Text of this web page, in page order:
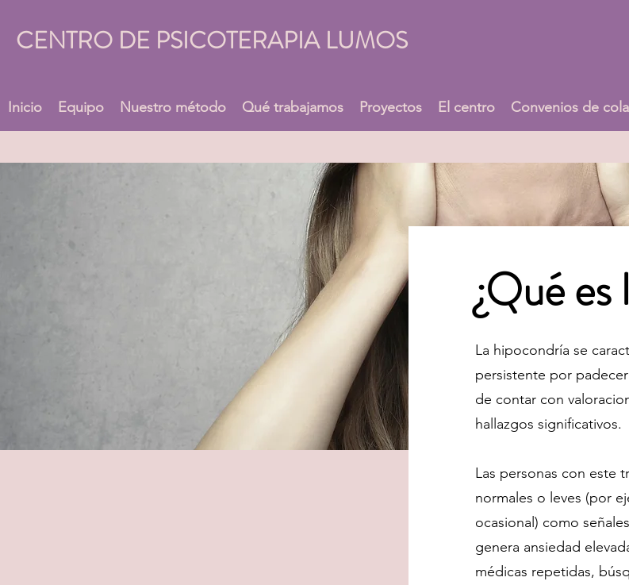
CENTRO DE PSICOTERAPIA LUMOS
Inicio Equipo Nuestro método Qué trabajamos Proyectos El centro Convenios de
¿Qué
La hipocondría se
persistente por
de contar con
hallazgos significativos.
Las personas con este
normales o leves (por
ocasional) como
genera ansiedad
médicas repetidas,